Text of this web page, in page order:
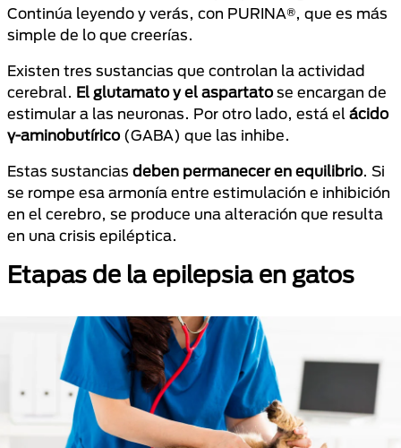
Continúa leyendo y verás, con PURINA®, que es más
simple de lo que creerías.
Existen tres sustancias que controlan la actividad
cerebral. El glutamato y el aspartatose encargan de
estimular a las neuronas. Por otro lado, está el ácido
γ-aminobutírico(GABA) que las inhibe.
Estas sustancias deben permanecer en equilibrio. Si
se rompe esa armonía entre estimulación e inhibición
en el cerebro, se produce una alteración que resulta
en una crisis epiléptica.
Etapas de la epilepsia en gatos